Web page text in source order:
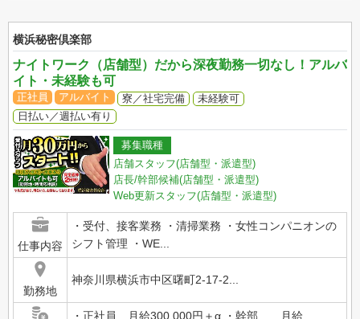
横浜秘密倶楽部
ナイトワーク（店舗型）だから深夜勤務一切なし！アルバ
イト・未経験も可
正社員 アルバイト 寮／社宅完備
未経験可
日払い／週払い有り
募集職種
店舗スタッフ(店舗型・派遣型)
店長/幹部候補(店舗型・派遣型)
Web更新スタッフ(店舗型・派遣型)
仕事内容
・受付、接客業務 ・清掃業務 ・女性コンパニオンの
シフト管理 ・WE...
勤務地
神奈川県横浜市中区曙町2-17-2...
・正社員 月給300,000円＋α ・幹部 月給